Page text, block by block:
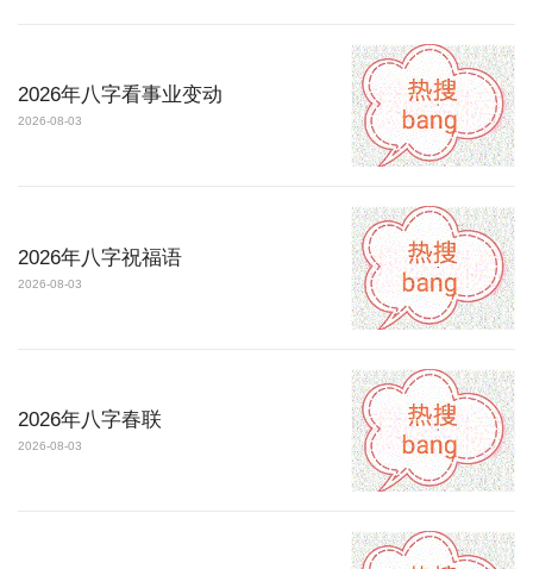
2026年八字看事业变动
2026-08-03
2026年八字祝福语
2026-08-03
2026年八字春联
2026-08-03